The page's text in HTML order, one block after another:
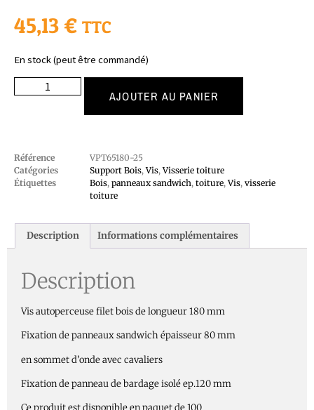
45,13€ TTC
En stock (peut être commandé)
AJOUTER AU PANIER
Référence
VPT65180-25
Catégories
Support Bois,Vis,Visserie toiture
Étiquettes
Bois, panneaux sandwich, toiture,Vis, visserie
toiture
Description Informations complémentaires
Description
Vis autoperceuse filet bois de longueur 180 mm
Fixation de panneaux sandwich épaisseur 80 mm
en sommet d’onde avec cavaliers
Fixation de panneau de bardage isolé ep.120 mm